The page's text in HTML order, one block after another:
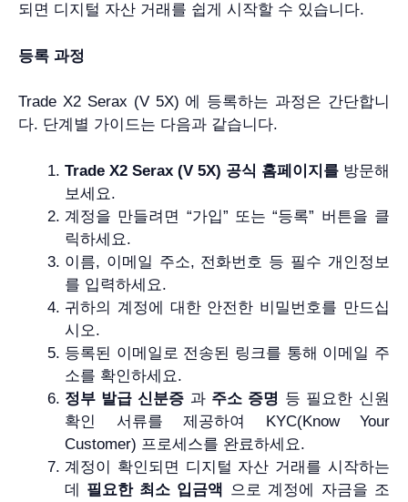
되면 디지털 자산 거래를 쉽게 시작할 수 있습니다.
등록 과정
Trade X2 Serax (V 5X) 에 등록하는 과정은 간단합니
다. 단계별 가이드는 다음과 같습니다.
Trade X2 Serax (V 5X) 공식 홈페이지를 방문해
보세요.
계정을 만들려면 “가입” 또는 “등록” 버튼을 클
릭하세요.
이름, 이메일 주소, 전화번호 등 필수 개인정보
를 입력하세요.
귀하의 계정에 대한 안전한 비밀번호를 만드십
시오.
등록된 이메일로 전송된 링크를 통해 이메일 주
소를 확인하세요.
정부 발급 신분증 과 주소 증명 등 필요한 신원
확인 서류를 제공하여 KYC(Know Your
Customer) 프로세스를 완료하세요.
계정이 확인되면 디지털 자산 거래를 시작하는
데 필요한 최소 입금액 으로 계정에 자금을 조